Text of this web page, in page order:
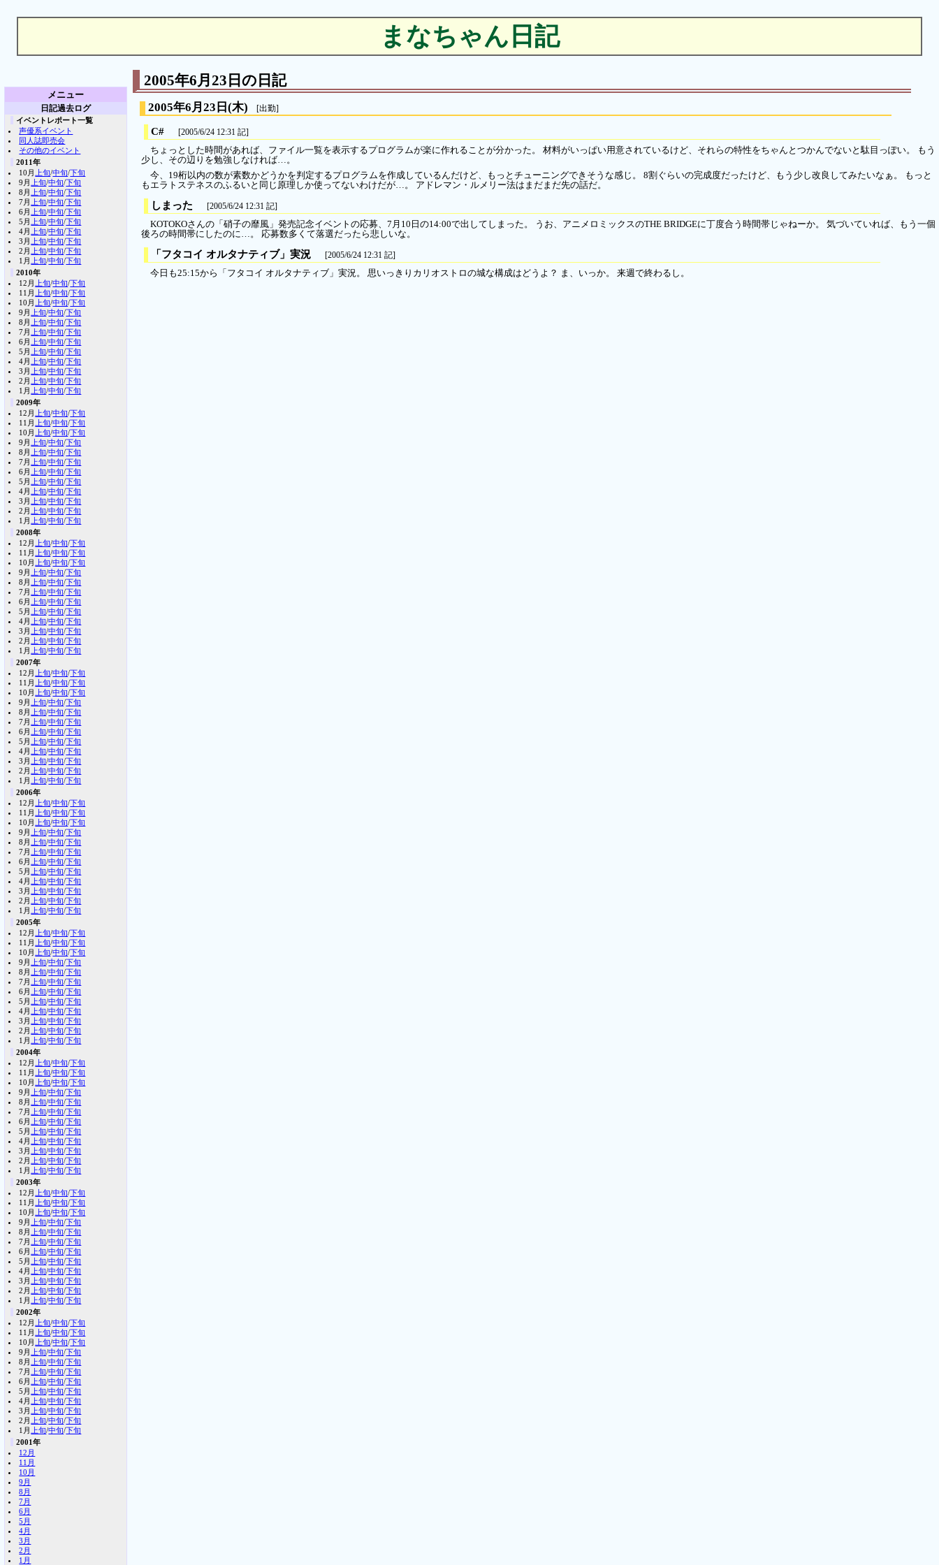
まなちゃん日記
2005年6月23日の日記
2005年6月23日 (木) [出勤]
C#
[2005/6/24 12:31 記]
ちょっとした時間があれば、ファイル一覧を表示するプログラムが楽に作れることが分かった。 材料がいっぱい用意されているけど、それらの特性をちゃんとつかんでないと駄目っぽい。 もう
少し、その辺りを勉強しなければ…。
今、19桁以内の数が素数かどうかを判定するプログラムを作成しているんだけど、もっとチューニングできそうな感じ。 8割ぐらいの完成度だったけど、もう少し改良してみたいなぁ。 もっと
もエラトステネスのふるいと同じ原理しか使ってないわけだが…。 アドレマン・ルメリー法はまだまだ先の話だ。
しまった
[2005/6/24 12:31 記]
KOTOKOさんの「硝子の靡風」発売記念イベントの応募、7月10日の14:00で出してしまった。 うお、アニメロミックスのTHE BRIDGEに丁度合う時間帯じゃねーか。 気づいていれば、もう一個
後ろの時間帯にしたのに…。 応募数多くて落選だったら悲しいな。
「フタコイ オルタナティブ」実況
[2005/6/24 12:31 記]
今日も25:15から「フタコイ オルタナティブ」実況。 思いっきりカリオストロの城な構成はどうよ？ ま、いっか。 来週で終わるし。
メニュー
日記過去ログ
イベントレポート一覧
声優系イベント
同人誌即売会
その他のイベント
2011年
10月 上旬/中旬/下旬
9月 上旬/中旬/下旬
8月 上旬/中旬/下旬
7月 上旬/中旬/下旬
6月 上旬/中旬/下旬
5月 上旬/中旬/下旬
4月 上旬/中旬/下旬
3月 上旬/中旬/下旬
2月 上旬/中旬/下旬
1月 上旬/中旬/下旬
2010年
12月 上旬/中旬/下旬
11月 上旬/中旬/下旬
10月 上旬/中旬/下旬
9月 上旬/中旬/下旬
8月 上旬/中旬/下旬
7月 上旬/中旬/下旬
6月 上旬/中旬/下旬
5月 上旬/中旬/下旬
4月 上旬/中旬/下旬
3月 上旬/中旬/下旬
2月 上旬/中旬/下旬
1月 上旬/中旬/下旬
2009年
12月 上旬/中旬/下旬
11月 上旬/中旬/下旬
10月 上旬/中旬/下旬
9月 上旬/中旬/下旬
8月 上旬/中旬/下旬
7月 上旬/中旬/下旬
6月 上旬/中旬/下旬
5月 上旬/中旬/下旬
4月 上旬/中旬/下旬
3月 上旬/中旬/下旬
2月 上旬/中旬/下旬
1月 上旬/中旬/下旬
2008年
12月 上旬/中旬/下旬
11月 上旬/中旬/下旬
10月 上旬/中旬/下旬
9月 上旬/中旬/下旬
8月 上旬/中旬/下旬
7月 上旬/中旬/下旬
6月 上旬/中旬/下旬
5月 上旬/中旬/下旬
4月 上旬/中旬/下旬
3月 上旬/中旬/下旬
2月 上旬/中旬/下旬
1月 上旬/中旬/下旬
2007年
12月 上旬/中旬/下旬
11月 上旬/中旬/下旬
10月 上旬/中旬/下旬
9月 上旬/中旬/下旬
8月 上旬/中旬/下旬
7月 上旬/中旬/下旬
6月 上旬/中旬/下旬
5月 上旬/中旬/下旬
4月 上旬/中旬/下旬
3月 上旬/中旬/下旬
2月 上旬/中旬/下旬
1月 上旬/中旬/下旬
2006年
12月 上旬/中旬/下旬
11月 上旬/中旬/下旬
10月 上旬/中旬/下旬
9月 上旬/中旬/下旬
8月 上旬/中旬/下旬
7月 上旬/中旬/下旬
6月 上旬/中旬/下旬
5月 上旬/中旬/下旬
4月 上旬/中旬/下旬
3月 上旬/中旬/下旬
2月 上旬/中旬/下旬
1月 上旬/中旬/下旬
2005年
12月 上旬/中旬/下旬
11月 上旬/中旬/下旬
10月 上旬/中旬/下旬
9月 上旬/中旬/下旬
8月 上旬/中旬/下旬
7月 上旬/中旬/下旬
6月 上旬/中旬/下旬
5月 上旬/中旬/下旬
4月 上旬/中旬/下旬
3月 上旬/中旬/下旬
2月 上旬/中旬/下旬
1月 上旬/中旬/下旬
2004年
12月 上旬/中旬/下旬
11月 上旬/中旬/下旬
10月 上旬/中旬/下旬
9月 上旬/中旬/下旬
8月 上旬/中旬/下旬
7月 上旬/中旬/下旬
6月 上旬/中旬/下旬
5月 上旬/中旬/下旬
4月 上旬/中旬/下旬
3月 上旬/中旬/下旬
2月 上旬/中旬/下旬
1月 上旬/中旬/下旬
2003年
12月 上旬/中旬/下旬
11月 上旬/中旬/下旬
10月 上旬/中旬/下旬
9月 上旬/中旬/下旬
8月 上旬/中旬/下旬
7月 上旬/中旬/下旬
6月 上旬/中旬/下旬
5月 上旬/中旬/下旬
4月 上旬/中旬/下旬
3月 上旬/中旬/下旬
2月 上旬/中旬/下旬
1月 上旬/中旬/下旬
2002年
12月 上旬/中旬/下旬
11月 上旬/中旬/下旬
10月 上旬/中旬/下旬
9月 上旬/中旬/下旬
8月 上旬/中旬/下旬
7月 上旬/中旬/下旬
6月 上旬/中旬/下旬
5月 上旬/中旬/下旬
4月 上旬/中旬/下旬
3月 上旬/中旬/下旬
2月 上旬/中旬/下旬
1月 上旬/中旬/下旬
2001年
12月
11月
10月
9月
8月
7月
6月
5月
4月
3月
2月
1月